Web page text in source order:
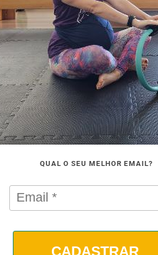
QUAL O SEU MELHOR EMAIL?
CADASTRAR